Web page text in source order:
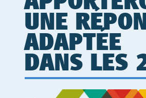
UNE
ADAPTÉE
DANS LES